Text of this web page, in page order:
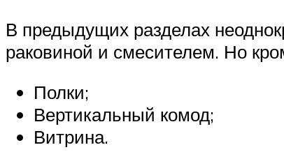
В предыдущих разделах
раковиной и смесителем. Но
Полки;
Вертикальный комод;
Витрина.